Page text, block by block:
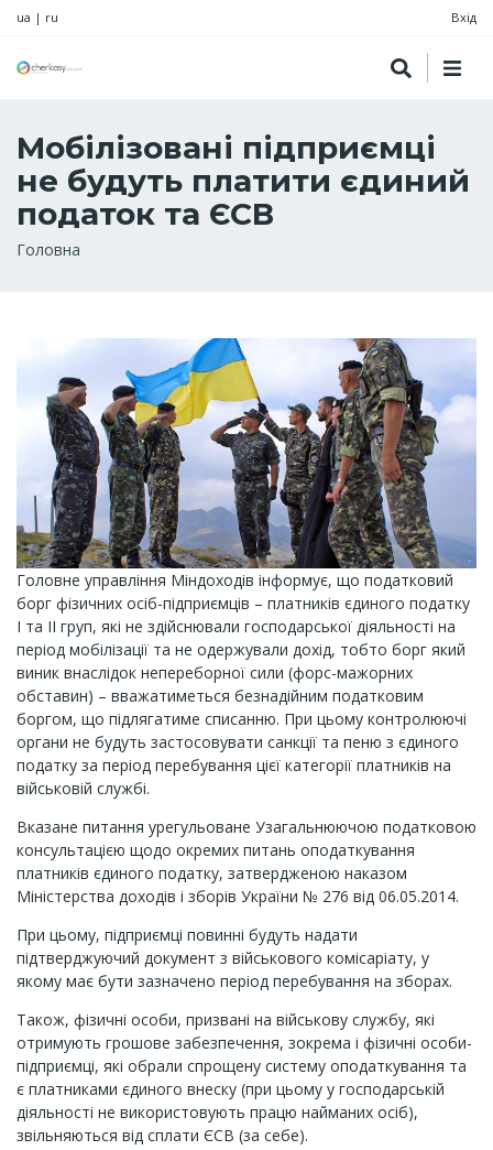
ua | ru Вхід
Мобілізовані підприємці
не будуть платити єдиний
податок та ЄСВ
Рядок
Головна
Головне управління Міндоходів інформує, що податковий
борг фізичних осіб-підприємців – платників єдиного податку
I та II груп, які не здійснювали господарської діяльності на
період мобілізації та не одержували дохід, тобто борг який
виник внаслідок непереборної сили (форс-мажорних
обставин) – вважатиметься безнадійним податковим
боргом, що підлягатиме списанню. При цьому контролюючі
органи не будуть застосовувати санкції та пеню з єдиного
податку за період перебування цієї категорії платників на
військовій службі.
Вказане питання урегульоване Узагальнюючою податковою
консультацією щодо окремих питань оподаткування
платників єдиного податку, затвердженою наказом
Міністерства доходів і зборів України № 276 від 06.05.2014.
При цьому, підприємці повинні будуть надати
підтверджуючий документ з військового комісаріату, у
якому має бути зазначено період перебування на зборах.
Також, фізичні особи, призвані на військову службу, які
отримують грошове забезпечення, зокрема і фізичні особи-
підприємці, які обрали спрощену систему оподаткування та
є платниками єдиного внеску (при цьому у господарській
діяльності не використовують працю найманих осіб),
звільняються від сплати ЄСВ (за себе).